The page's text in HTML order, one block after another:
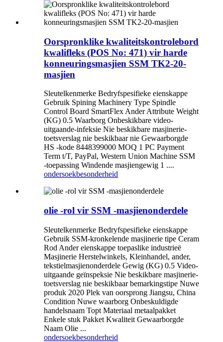
Oorspronklike kwaliteitskontrolebord
kwalifleks (POS No: 471) vir harde
konneuringsmasjien SSM TK2-20-
masjien
Sleutelkenmerke Bedryfspesifieke eienskappe
Gebruik Spining Machinery Type Spindle
Control Board SmartFlex Ander Attribute Weight
(KG) 0.5 Waarborg Onbeskikbare video-
uitgaande-infeksie Nie beskikbare masjinerie-
toetsverslag nie beskikbaar nie Gewaarborgde
HS -kode 8448399000 MOQ 1 PC Payment
Term t/T, PayPal, Western Union Machine SSM
-toepassing Windende masjiengewig 1 ....
ondersoekbesonderheid
olie -rol vir SSM -masjienonderdele
Sleutelkenmerke Bedryfspesifieke eienskappe
Gebruik SSM-kronkelende masjinerie tipe Ceram
Rod Ander eienskappe toepaslike industrieë
Masjinerie Herstelwinkels, Kleinhandel, ander,
tekstielmasjienonderdele Gewig (KG) 0.5 Video-
uitgaande geïnspeksie Nie beskikbare masjinerie-
toetsverslag nie beskikbaar bemarkingstipe Nuwe
produk 2020 Plek van oorsprong Jiangsu, China
Condition Nuwe waarborg Onbeskuldigde
handelsnaam Topt Materiaal metaalpakket
Enkele stuk Pakket Kwaliteit Gewaarborgde
Naam Olie ...
ondersoekbesonderheid